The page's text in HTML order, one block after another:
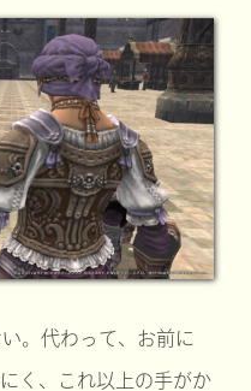
。代わって、お前に
く、これ以上の手がか